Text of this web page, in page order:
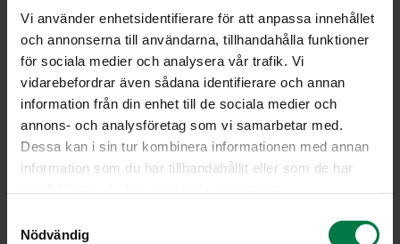
Vi använder enhetsidentifierare för att anpassa innehållet
och annonserna till användarna, tillhandahålla funktioner
för sociala medier och analysera vår trafik. Vi
vidarebefordrar även sådana identifierare och annan
information från din enhet till de sociala medier och
annons- och analysföretag som vi samarbetar med.
Dessa kan i sin tur kombinera informationen med annan
information som du har tillhandahållit eller som de har
Nödvändig
fetter
lakto(ovo-)vegetarisk mat innehåller också animaliska
fetter från mjölkprodukter vid sidan av växtfetter
(fettsnåla eller fettfria alternativ rekommenderas)
vegansk kost innehåller enbart växtfetter och inget
kolesterol
för vegetarisk kost gäller samma rekommendationer
om mängden fetter och kvalitet som för blandkost